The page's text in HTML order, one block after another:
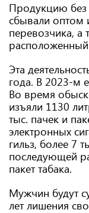
Продукцию без
сбывали оптом
перевозчика, а
Эта
года. В 2023-м
Во время
изъяли 1130
тыс. пачек и
электронных
гильз, более 7
последующей
пакет табака.
Мужчин будут
лет лишения